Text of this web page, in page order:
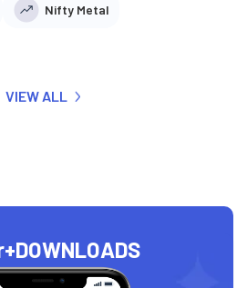
Nifty Metal
VIEW ALL
DOWNLOADS